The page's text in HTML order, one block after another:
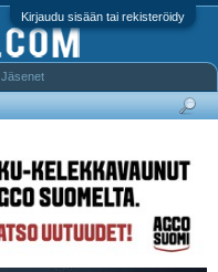
Kirjaudu sisään tai rekisteröidy
Jäsenet